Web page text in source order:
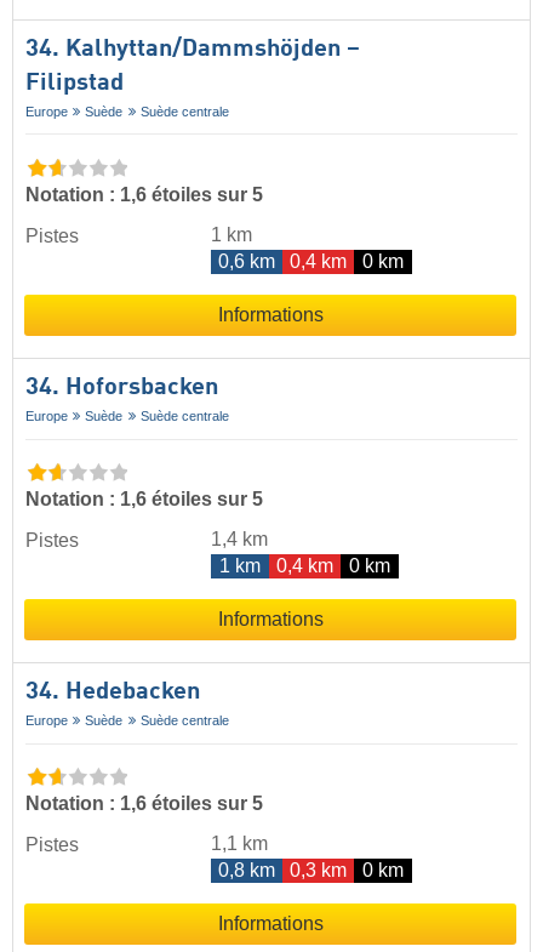
34. Kalhyttan/​Dammshöjden –
Filipstad
Europe Suède Suède centrale
Notation : 1,6 étoiles sur 5
Pistes
1 km
0,6 km
0,4 km 0 km
Informations
34. Hoforsbacken
Europe Suède Suède centrale
Notation : 1,6 étoiles sur 5
Pistes
1,4 km
1 km
0,4 km 0 km
Informations
34. Hedebacken
Europe Suède Suède centrale
Notation : 1,6 étoiles sur 5
Pistes
1,1 km
0,8 km
0,3 km 0 km
Informations